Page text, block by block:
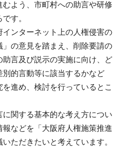
よう、市町村への助言や研修
す。
ンターネット上の人権侵害の
の意見を踏まえ、削除要請の
言及び説示の実施に向け、ど
的言動等に該当するかなど
進め、検討を行っているとこ
関する基本的な考え方につい
などを「大阪府人権施策推進
ただきたいと考えています。